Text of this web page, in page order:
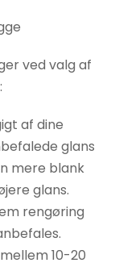
ved valg af
af dine
glans
mere blank
glans.
rengøring
10-20